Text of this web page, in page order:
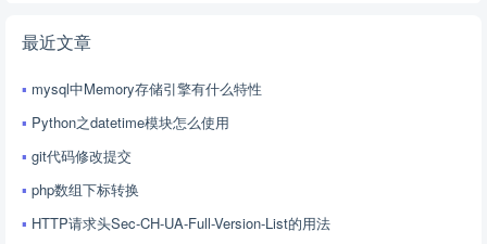
最近文章
mysql中Memory存储引擎有什么特性
Python之datetime模块怎么使用
git代码修改提交
php数组下标转换
HTTP请求头Sec-CH-UA-Full-Version-List的用法